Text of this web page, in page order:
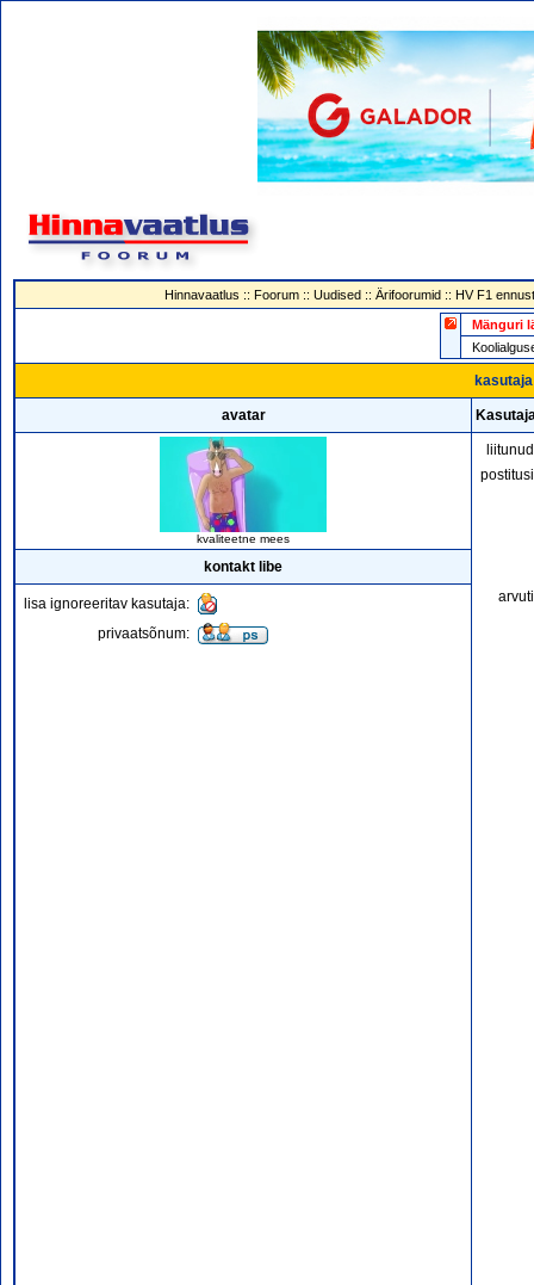
Hinnavaatlus :: Foorum:: Uudised:: Ärifoorumid:: HV F1
Mänguri
avatar
kvaliteetne mees
kontakt libe
lisa ignoreeritav kasutaja:
privaatsõnum: